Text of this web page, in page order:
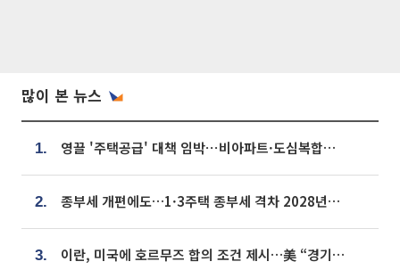
많이 본 뉴스
1. 영끌 '주택공급' 대책 임박⋯비아파트·도심복합까지 총동원
2. 종부세 개편에도…1·3주택 종부세 격차 2028년부터 확대
3. 이란, 미국에 호르무즈 합의 조건 제시…美 “경기 아직 안 끝나” [종합]